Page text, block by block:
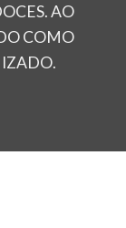
AO
COMO